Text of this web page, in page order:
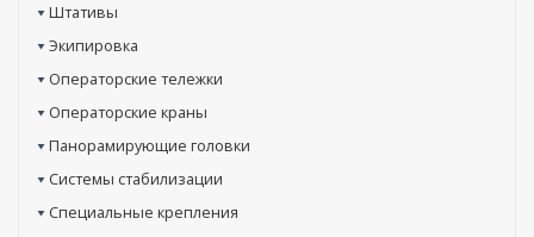
Штативы
Экипировка
Операторские тележки
Операторские краны
Панорамирующие головки
Системы стабилизации
Специальные крепления